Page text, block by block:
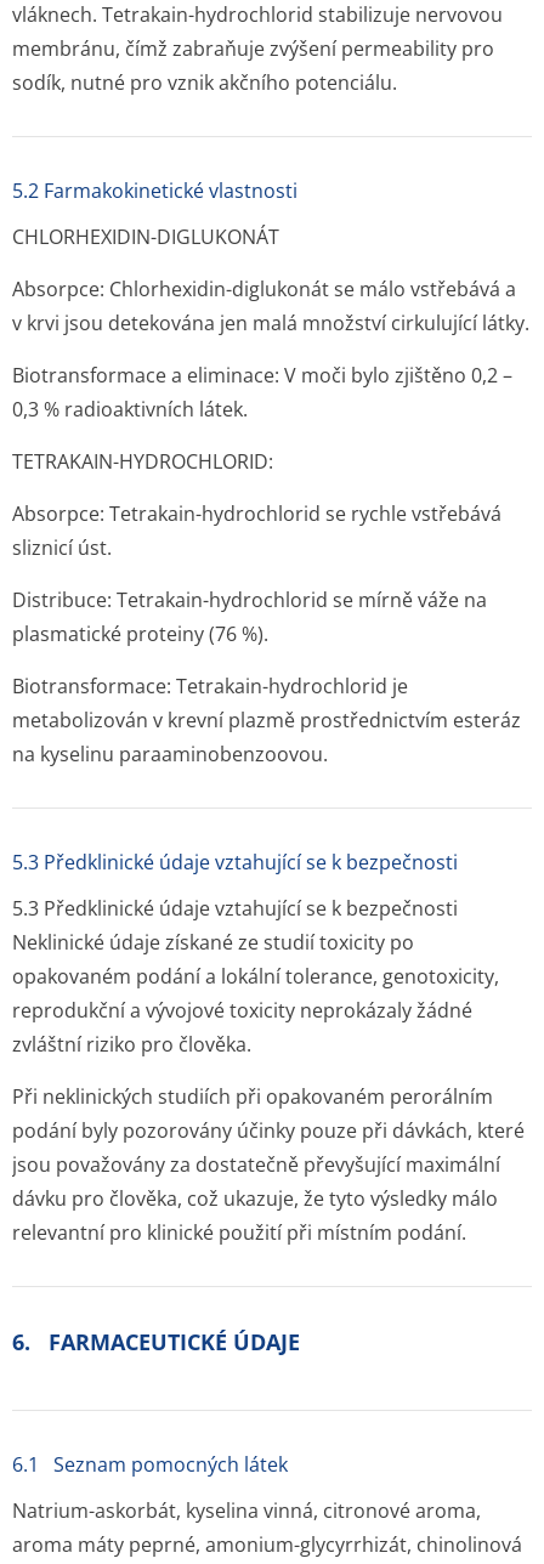
vláknech. Tetrakain-hydrochlorid stabilizuje nervovou
membránu, čímž zabraňuje zvýšení permeability pro
sodík, nutné pro vznik akčního potenciálu.
5.2 Farmakokinetické vlastnosti
CHLORHEXIDIN-DIGLUKONÁT
Absorpce: Chlorhexidin-diglukonát se málo vstřebává a
v krvi jsou detekována jen malá množství cirkulující látky.
Biotransformace a eliminace: V moči bylo zjištěno 0,2 –
0,3 % radioaktivních lá­tek.
TETRAKAIN-HYDROCHLORID:
Absorpce: Tetrakain-hydrochlorid se rychle vstřebává
sliznicí úst.
Distribuce: Tetrakain-hydrochlorid se mírně váže na
plasmatické proteiny (76 %).
Biotransformace: Tetrakain-hydrochlorid je
metabolizován v krevní plazmě prostřednictvím esteráz
na kyselinu paraaminobenzoovou.
5.3 Předklinické údaje vztahující se k bezpečnosti
5.3 Předklinické údaje vztahující se k bezpečnosti
Neklinické údaje získané ze studií toxicity po
opakovaném podání a lokální tolerance, genotoxicity,
reprodukční a vývojové toxicity neprokázaly žádné
zvláštní riziko pro člověka.
Při neklinických studiích při opakovaném perorálním
podání byly pozorovány účinky pouze při dávkách, které
jsou považovány za dostatečně převyšující maximální
dávku pro člověka, což ukazuje, že tyto výsledky málo
relevantní pro klinické použití při místním podání.
6. FARMACEUTICKÉ ÚDAJE
6.1 Seznam pomocných látek
Natrium-askorbát, kyselina vinná, citronové aroma,
aroma máty peprné, amonium-glycyrrhizát, chinolinová